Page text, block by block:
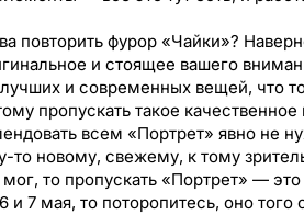
повторить фурор «Чайки»?
и стоящее вашего
и современных вещей, что
пропускать такое
всем «Портрет» явно не
то новому, свежему, к тому
то пропускать «Портрет» —
и 7 мая, то поторопитесь, оно того